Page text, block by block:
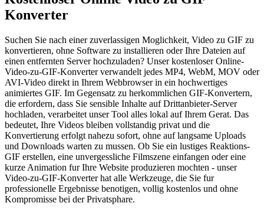
Konverter
Suchen Sie nach einer zuverlassigen Moglichkeit, Video zu GIF zu
konvertieren, ohne Software zu installieren oder Ihre Dateien auf
einen entfernten Server hochzuladen? Unser kostenloser Online-
Video-zu-GIF-Konverter verwandelt jedes MP4, WebM, MOV oder
AVI-Video direkt in Ihrem Webbrowser in ein hochwertiges
animiertes GIF. Im Gegensatz zu herkommlichen GIF-Konvertern,
die erfordern, dass Sie sensible Inhalte auf Drittanbieter-Server
hochladen, verarbeitet unser Tool alles lokal auf Ihrem Gerat. Das
bedeutet, Ihre Videos bleiben vollstandig privat und die
Konvertierung erfolgt nahezu sofort, ohne auf langsame Uploads
und Downloads warten zu mussen. Ob Sie ein lustiges Reaktions-
GIF erstellen, eine unvergessliche Filmszene einfangen oder eine
kurze Animation fur Ihre Website produzieren mochten - unser
Video-zu-GIF-Konverter hat alle Werkzeuge, die Sie fur
professionelle Ergebnisse benotigen, vollig kostenlos und ohne
Kompromisse bei der Privatsphare.